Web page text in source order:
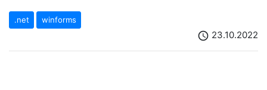
.net winforms
schedule 23.10.2022